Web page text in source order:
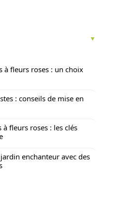
à fleurs roses : un choix
: conseils de mise en
fleurs roses : les clés
enchanteur avec des